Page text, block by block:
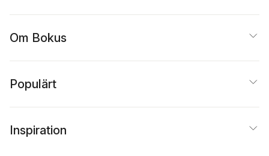
Om Bokus
Populärt
Inspiration